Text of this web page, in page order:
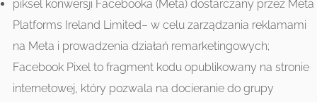
piksel konwersji Facebooka (Meta) dostarczany przez Meta
Platforms Ireland Limited– w celu zarządzania reklamami
na Meta i prowadzenia działań remarketingowych;
Facebook Pixel to fragment kodu opublikowany na stronie
internetowej, który pozwala na docieranie do grupy